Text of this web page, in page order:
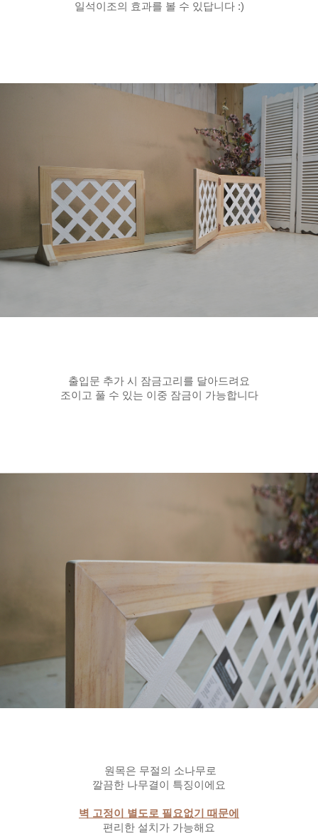
일석이조의 효과를 볼 수 있답니다 :)
출입문 추가 시 잠금고리를 달아드려요
조이고 풀 수 있는 이중 잠금이 가능합니다
원목은 무절의 소나무로
깔끔한 나무결이 특징이에요
벽 고정이 별도로 필요없기 때문에
편리한 설치가 가능해요